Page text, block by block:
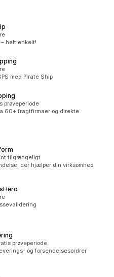
helt enkelt!
med Pirate Ship
prøveperiode
60+ fragtfirmaer og direkte
tilgængeligt
der hjælper din virksomhed
prøveperiode
og forsendelsesordrer